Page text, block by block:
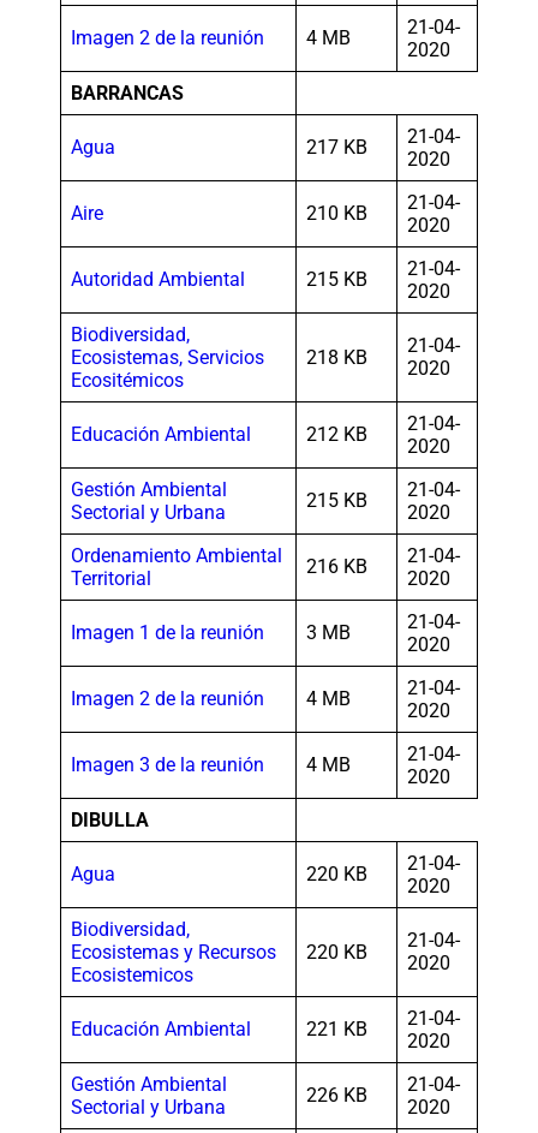
Imagen 2 de la reunión 4 MB
21-04-
2020
BARRANCAS
Agua 217 KB
21-04-
2020
Aire 210 KB
21-04-
2020
Autoridad Ambiental 215 KB
21-04-
2020
Biodiversidad,
Ecosistemas, Servicios
Ecositémicos
218 KB
21-04-
2020
Educación Ambiental 212 KB
21-04-
2020
Gestión Ambiental
Sectorial y Urbana
215 KB
21-04-
2020
Ordenamiento Ambiental
Territorial
216 KB
21-04-
2020
Imagen 1 de la reunión 3 MB
21-04-
2020
Imagen 2 de la reunión 4 MB
21-04-
2020
Imagen 3 de la reunión 4 MB
21-04-
2020
DIBULLA
Agua 220 KB
21-04-
2020
Biodiversidad,
Ecosistemas y Recursos
Ecosistemicos
220 KB
21-04-
2020
Educación Ambiental 221 KB
21-04-
2020
Gestión Ambiental
Sectorial y Urbana
226 KB
21-04-
2020